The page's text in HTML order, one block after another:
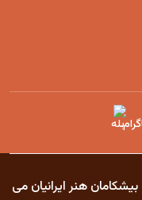
هنر ايرانيان مى